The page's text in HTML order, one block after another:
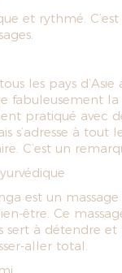
et rythmé.
les pays
fabuleusement
pratiqué avec
s’adresse à
C’est un
est un
être. Ce
sert à détendre et
aller total.